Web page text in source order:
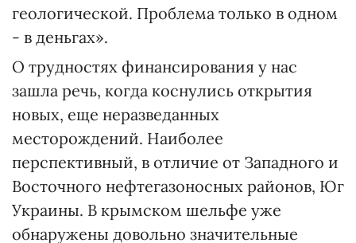
геологической. Проблема только в одном
- в деньгах».
О трудностях финансирования у нас
зашла речь, когда коснулись открытия
новых, еще неразведанных
месторождений. Наиболее
перспективный, в отличие от Западного и
Восточного нефтегазоносных районов, Юг
Украины. В крымском шельфе уже
обнаружены довольно значительные